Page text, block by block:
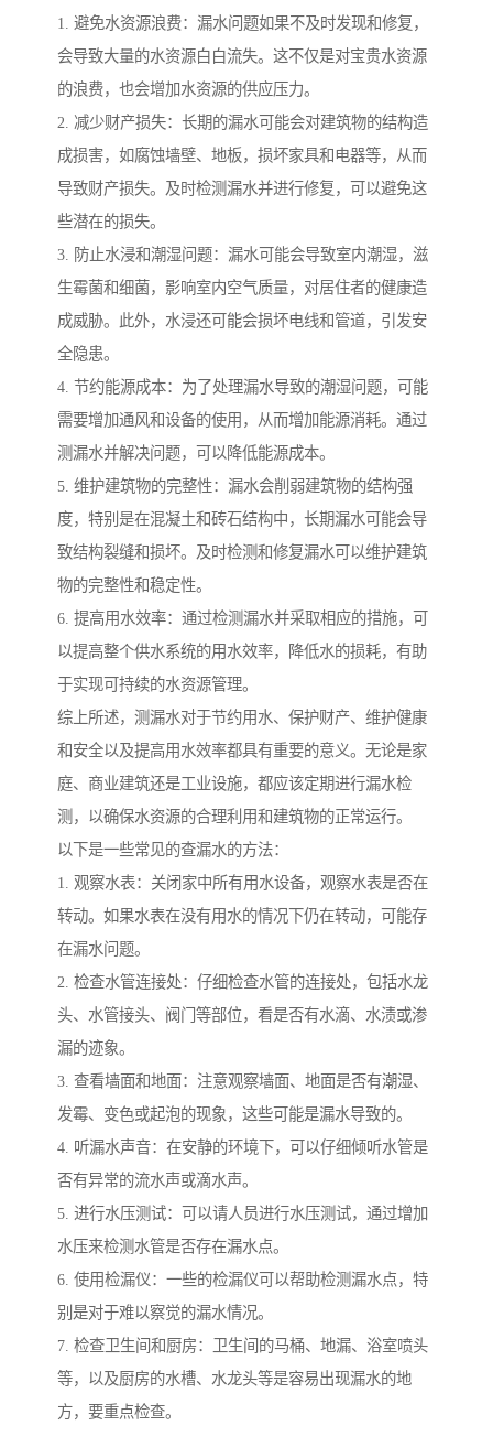
1. 避免水资源浪费：漏水问题如果不及时发现和修复，
会导致大量的水资源白白流失。这不仅是对宝贵水资源
的浪费，也会增加水资源的供应压力。
2. 减少财产损失：长期的漏水可能会对建筑物的结构造
成损害，如腐蚀墙壁、地板，损坏家具和电器等，从而
导致财产损失。及时检测漏水并进行修复，可以避免这
些潜在的损失。
3. 防止水浸和潮湿问题：漏水可能会导致室内潮湿，滋
生霉菌和细菌，影响室内空气质量，对居住者的健康造
成威胁。此外，水浸还可能会损坏电线和管道，引发安
全隐患。
4. 节约能源成本：为了处理漏水导致的潮湿问题，可能
需要增加通风和设备的使用，从而增加能源消耗。通过
测漏水并解决问题，可以降低能源成本。
5. 维护建筑物的完整性：漏水会削弱建筑物的结构强
度，特别是在混凝土和砖石结构中，长期漏水可能会导
致结构裂缝和损坏。及时检测和修复漏水可以维护建筑
物的完整性和稳定性。
6. 提高用水效率：通过检测漏水并采取相应的措施，可
以提高整个供水系统的用水效率，降低水的损耗，有助
于实现可持续的水资源管理。
综上所述，测漏水对于节约用水、保护财产、维护健康
和安全以及提高用水效率都具有重要的意义。无论是家
庭、商业建筑还是工业设施，都应该定期进行漏水检
测，以确保水资源的合理利用和建筑物的正常运行。
以下是一些常见的查漏水的方法：
1. 观察水表：关闭家中所有用水设备，观察水表是否在
转动。如果水表在没有用水的情况下仍在转动，可能存
在漏水问题。
2. 检查水管连接处：仔细检查水管的连接处，包括水龙
头、水管接头、阀门等部位，看是否有水滴、水渍或渗
漏的迹象。
3. 查看墙面和地面：注意观察墙面、地面是否有潮湿、
发霉、变色或起泡的现象，这些可能是漏水导致的。
4. 听漏水声音：在安静的环境下，可以仔细倾听水管是
否有异常的流水声或滴水声。
5. 进行水压测试：可以请人员进行水压测试，通过增加
水压来检测水管是否存在漏水点。
6. 使用检漏仪：一些的检漏仪可以帮助检测漏水点，特
别是对于难以察觉的漏水情况。
7. 检查卫生间和厨房：卫生间的马桶、地漏、浴室喷头
等，以及厨房的水槽、水龙头等是容易出现漏水的地
方，要重点检查。